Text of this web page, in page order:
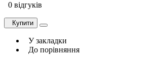
0 відгуків
Купити
У закладки
До порівняння